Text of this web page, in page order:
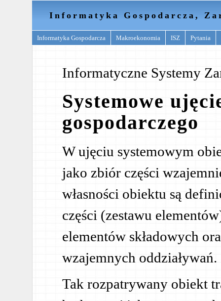
Informatyka Gospodarcza,
Informatyka Gospodarcza Makroekonomia ISZ Pytania
Informatyczne Systemy
Systemowe
gospodarczego
W ujęciu systemowym
jako zbiór części
własności obiektu są
części (zestawu
elementów składowych
wzajemnych oddziaływań.
Tak rozpatrywany obiekt